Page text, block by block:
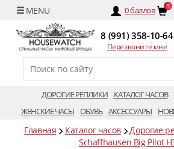
0баллов 0
8 (991) 358-10-64
Перезвоните мне
ДОРОГИЕ РЕПЛИКИ КАТАЛОГ ЧАСОВ
ЖЕНСКИЕ ЧАСЫ ОБУВЬ АКСЕССУАРЫ
Главная Каталог часов Дорогие
Schaffhausen Big Pilot